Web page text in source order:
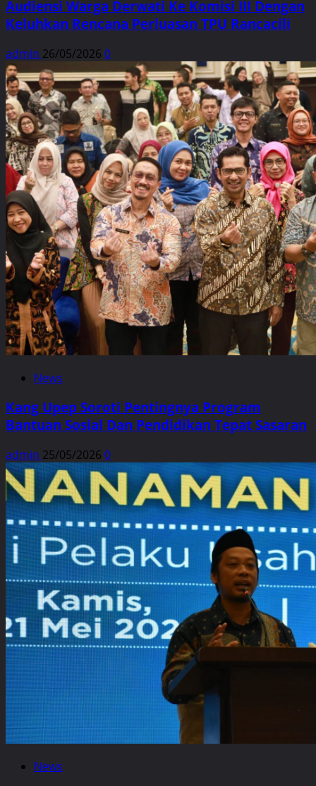
Audiensi Warga Derwati Ke Komisi III Dengan
Keluhkan Rencana Perluasan TPU Rancacili
admin 26/05/2026 0
News
Kang Upep Soroti Pentingnya Program
Bantuan Sosial Dan Pendidikan Tepat Sasaran
admin 25/05/2026 0
News